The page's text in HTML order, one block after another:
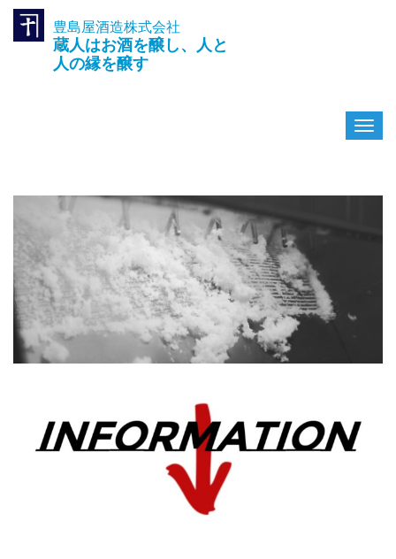
豊島屋酒造株式会社
蔵人はお酒を醸し、人と
人の縁を醸す
ナ